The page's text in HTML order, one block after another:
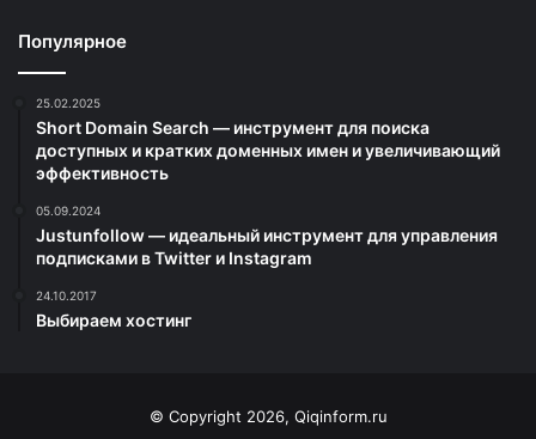
Популярное
25.02.2025
Short Domain Search — инструмент для поиска
доступных и кратких доменных имен и увеличивающий
эффективность
05.09.2024
Justunfollow — идеальный инструмент для управления
подписками в Twitter и Instagram
24.10.2017
Выбираем хостинг
© Copyright 2026, Qiqinform.ru